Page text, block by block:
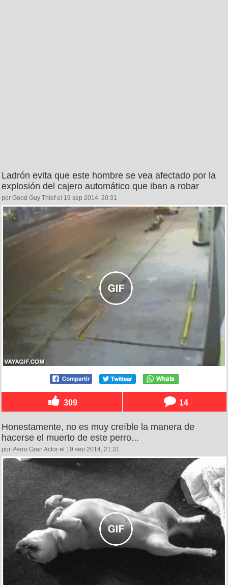
Ladrón evita que este hombre se vea afectado por la
explosión del cajero automático que iban a robar
por Good Guy Thief el 19 sep 2014, 20:31
309 14
Honestamente, no es muy creíble la manera de
hacerse el muerto de este perro...
por Perro Gran Actor el 19 sep 2014, 21:31